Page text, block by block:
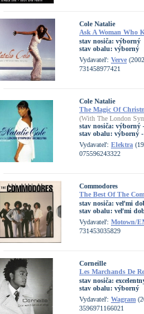
Cole Natalie
Ask A Woman Who
stav nosiča: výborný
stav obalu: výborný
Vydavateľ: Verve
731458977421
Cole Natalie
The Magic Of
(With The London
stav nosiča: výborný
stav obalu: výborný -
Vydavateľ: Elektra
075596243322
Commodores
The Best Of The
stav nosiča: veľmi
stav obalu: veľmi
Vydavateľ: Motown/
731453035829
Corneille
Les Marchands De
stav nosiča:
stav obalu: výborný
Vydavateľ: Wagram
3596971166021